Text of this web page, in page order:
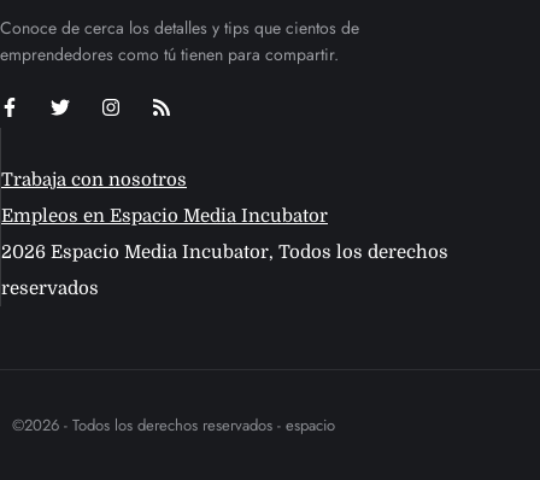
Conoce de cerca los detalles y tips que cientos de
emprendedores como tú tienen para compartir.
Trabaja con nosotros
Empleos en Espacio Media Incubator
2026 Espacio Media Incubator, Todos los derechos
reservados
©2026 - Todos los derechos reservados - espacio